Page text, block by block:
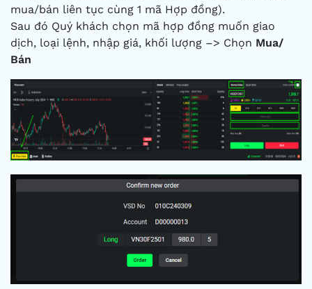
mua/bán liên tục cùng 1 mã Hợp đồng).
Sau đó Quý khách chọn mã hợp đồng muốn giao
dịch, loại lệnh, nhập giá, khối lượng –> Chọn Mua/
Bán